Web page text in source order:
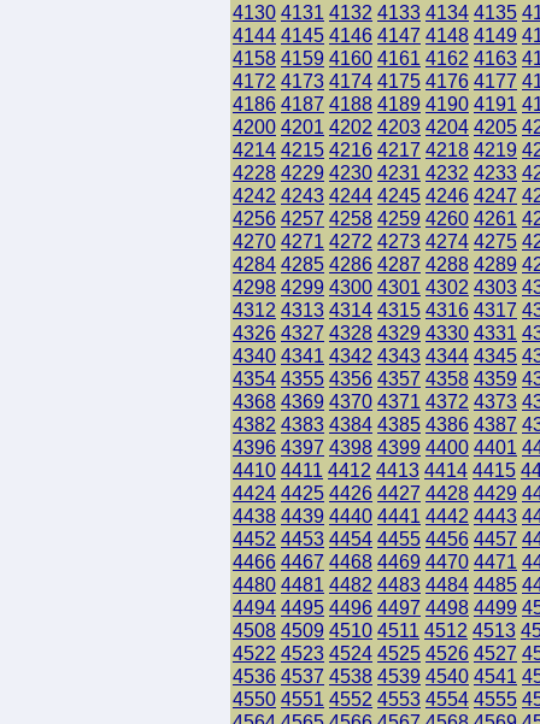
4130 4131 4132 4133 4134 4135
4144 4145 4146 4147 4148 4149
4158 4159 4160 4161 4162 4163
4172 4173 4174 4175 4176 4177
4186 4187 4188 4189 4190 4191
4200 4201 4202 4203 4204 4205
4214 4215 4216 4217 4218 4219
4228 4229 4230 4231 4232 4233
4242 4243 4244 4245 4246 4247
4256 4257 4258 4259 4260 4261
4270 4271 4272 4273 4274 4275
4284 4285 4286 4287 4288 4289
4298 4299 4300 4301 4302 4303
4312 4313 4314 4315 4316 4317
4326 4327 4328 4329 4330 4331
4340 4341 4342 4343 4344 4345
4354 4355 4356 4357 4358 4359
4368 4369 4370 4371 4372 4373
4382 4383 4384 4385 4386 4387
4396 4397 4398 4399 4400 4401
4410 4411 4412 4413 4414 4415
4424 4425 4426 4427 4428 4429
4438 4439 4440 4441 4442 4443
4452 4453 4454 4455 4456 4457
4466 4467 4468 4469 4470 4471
4480 4481 4482 4483 4484 4485
4494 4495 4496 4497 4498 4499
4508 4509 4510 4511 4512 4513
4522 4523 4524 4525 4526 4527
4536 4537 4538 4539 4540 4541
4550 4551 4552 4553 4554 4555